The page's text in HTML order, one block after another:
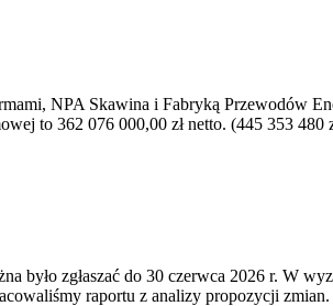
NPA Skawina i Fabryką Przewodów
to 362 076 000,00 zł netto. (445 353 480
zgłaszać do 30 czerwca 2026 r. W
raportu z analizy propozycji zmian.